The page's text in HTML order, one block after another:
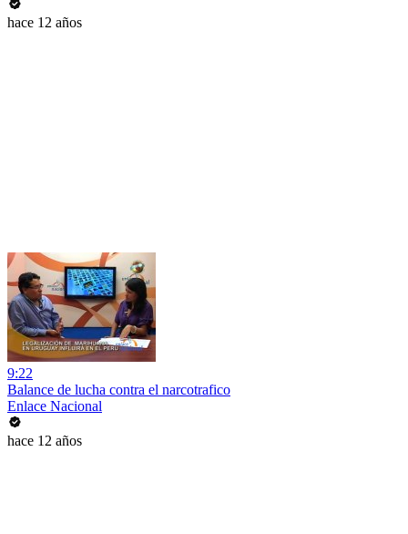
hace 12 años
9:22
Balance de lucha contra el narcotrafico
Enlace Nacional
hace 12 años